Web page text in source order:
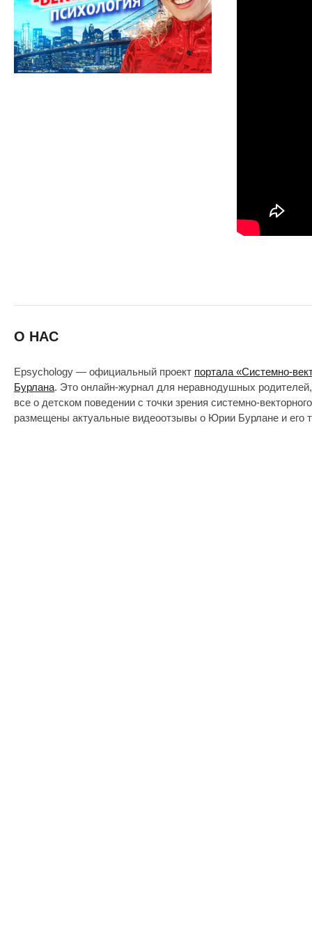
О НАС
Epsychology — официальный проект портала «Системно-
Бурлана. Это онлайн-журнал для неравнодушных
все о детском поведении с точки зрения системно-
размещены актуальные видеоотзывы о Юрии Бурлане и его